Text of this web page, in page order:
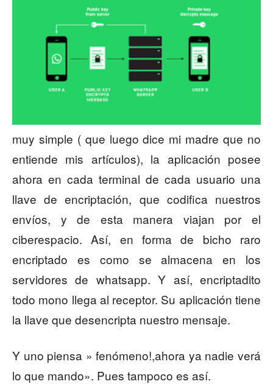
muy simple ( que luego dice mi madre que no
entiende mis artículos), la aplicación posee
ahora en cada terminal de cada usuario una
llave de encriptación, que codifica nuestros
envíos, y de esta manera viajan por el
ciberespacio. Así, en forma de bicho raro
encriptado es como se almacena en los
servidores de whatsapp. Y así, encriptadito
todo mono llega al receptor. Su aplicación tiene
la llave que desencripta nuestro mensaje.
Y uno piensa » fenómeno!,ahora ya nadie verá
lo que mando». Pues tampoco es así.